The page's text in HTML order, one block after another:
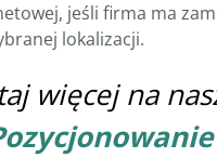
jeśli firma ma
lokalizacji.
więcej na